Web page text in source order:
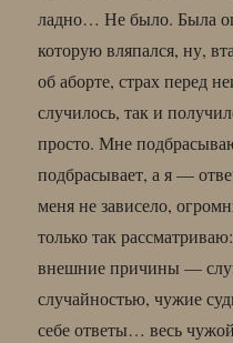
ладно… Не было. Была
которую вляпался, ну,
об аборте, страх перед
случилось, так и
просто. Мне
подбрасывает, а я —
меня не зависело,
только так
внешние причины —
случайностью, чужие
себе ответы… весь